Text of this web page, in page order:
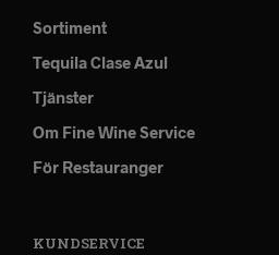
Sortiment
Tequila Clase Azul
Tjänster
Om Fine Wine Service
För Restauranger
KUNDSERVICE